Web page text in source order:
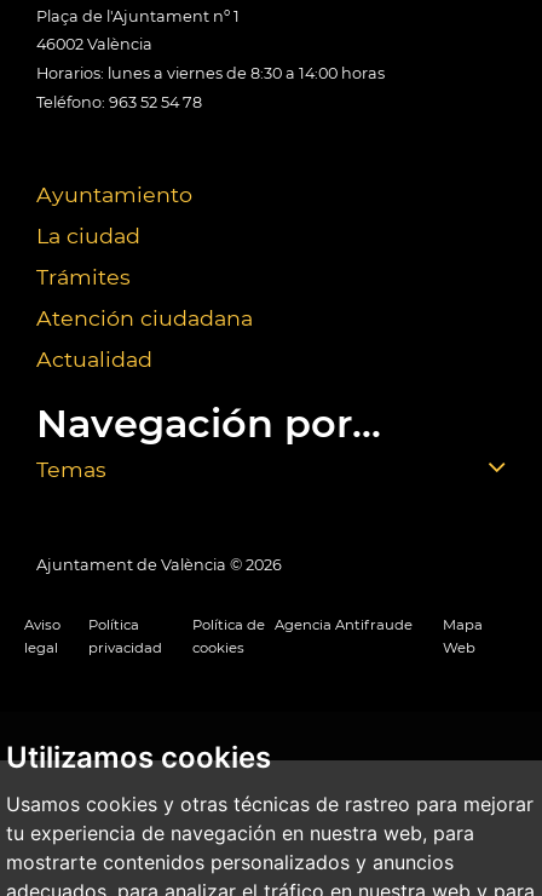
Utilizamos cookies
Usamos cookies y otras técnicas de rastreo para mejorar
tu experiencia de navegación en nuestra web, para
mostrarte contenidos personalizados y anuncios
adecuados, para analizar el tráfico en nuestra web y para
Plaça de l'Ajuntament nº 1
46002 València
Horarios: lunes a viernes de 8:30 a 14:00 horas
Teléfono: 963 52 54 78
Ayuntamiento
La ciudad
Trámites
Atención ciudadana
Actualidad
Navegación por...
Temas
Ajuntament de València © 2026
Aviso
legal
Política
privacidad
Política de
cookies
Agencia Antifraude
Mapa
Web